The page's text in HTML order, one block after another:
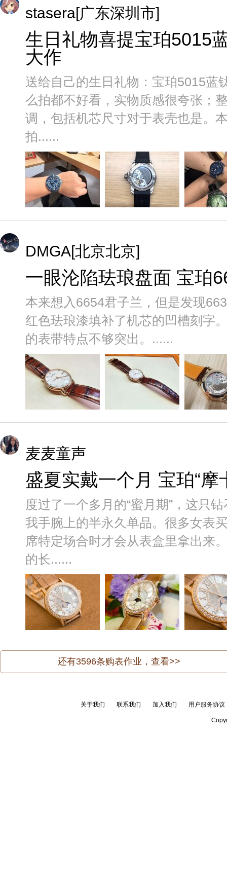
stasera[广东深圳市]
生日礼物喜提宝珀5015
大作
送给自己的生日礼物：宝珀5015蓝
么拍都不好看，实物质感很夸张；
调，包括机芯尺寸对于表壳也是。
拍......
DMGA[北京北京]
一眼沦陷珐琅盘面 宝珀
本来想入6654君子兰，但是发现
红色珐琅漆填补了机芯的凹槽刻字
的表带特点不够突出。......
麦麦童声
盛夏实戴一个月 宝珀“摩
度过了一个多月的“蜜月期”，这只
我手腕上的半永久单品。很多女表
席特定场合时才会从表盒里拿出来
的长......
还有3596条购表作业，查看>>
关于我们 联系我们 加入我们 用户服务协议